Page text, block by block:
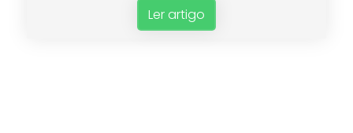
Ler artigo